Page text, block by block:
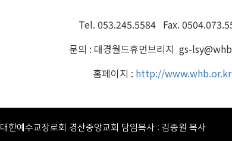
Tel. 053.245.5584 Fax.
문의 : 대경월드휴먼브리지 gs-
홈페이지 : http://www.whb.or.kr
대한예수교장로회 경산중앙교회 담임목사 : 김종원 목사